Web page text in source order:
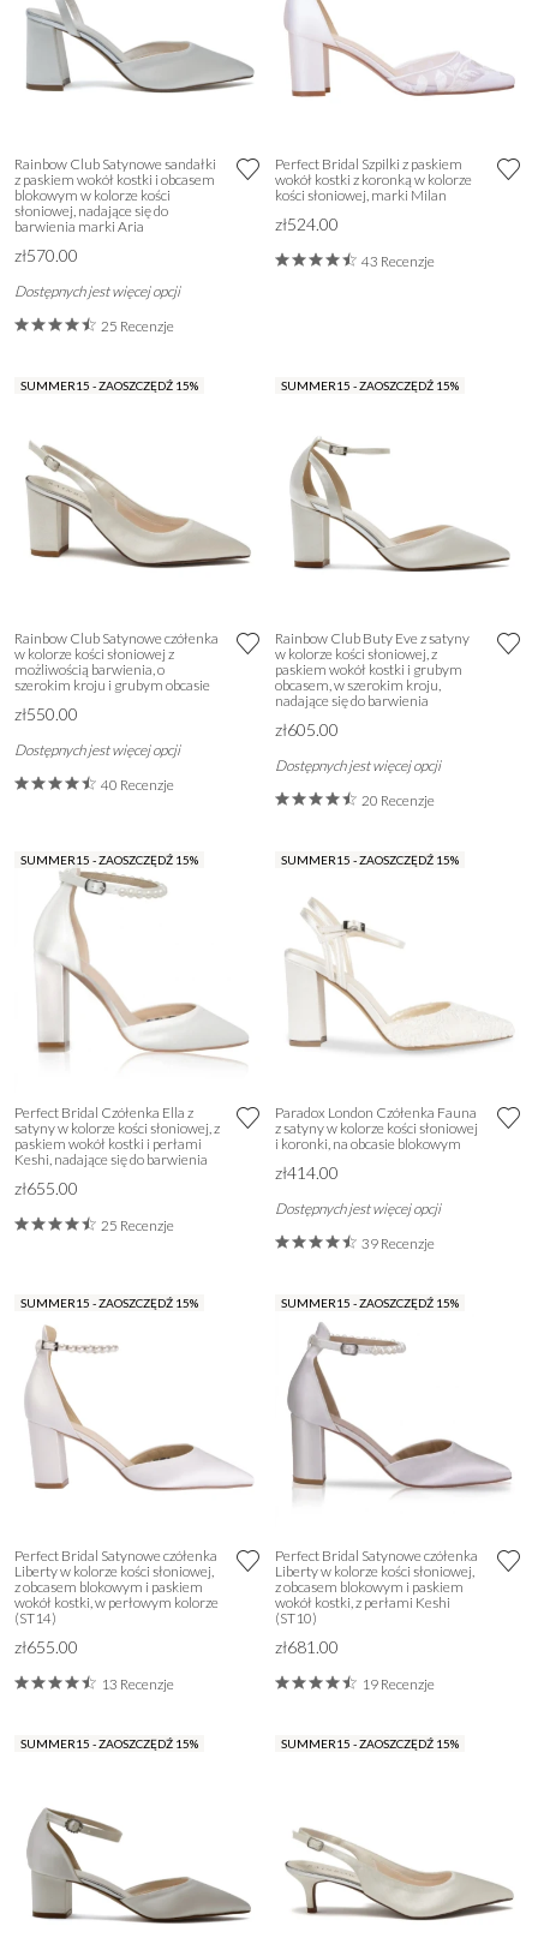
Rainbow Club Satynowe sandałki
z paskiem wokół kostki i obcasem
blokowym w kolorze kości
słoniowej, nadające się do
barwienia marki Aria
zł570.00
Dostępnych jest więcej opcji
25 Recenzje
Perfect Bridal Szpilki z paskiem
wokół kostki z koronką w kolorze
kości słoniowej, marki Milan
zł524.00
43 Recenzje
SUMMER15 - ZAOSZCZĘDŹ 15%
Rainbow Club Satynowe czółenka
w kolorze kości słoniowej z
możliwością barwienia, o
szerokim kroju i grubym obcasie
zł550.00
Dostępnych jest więcej opcji
40 Recenzje
SUMMER15 - ZAOSZCZĘDŹ 15%
Rainbow Club Buty Eve z satyny
w kolorze kości słoniowej, z
paskiem wokół kostki i grubym
obcasem, w szerokim kroju,
nadające się do barwienia
zł605.00
Dostępnych jest więcej opcji
20 Recenzje
SUMMER15 - ZAOSZCZĘDŹ 15%
Perfect Bridal Czółenka Ella z
satyny w kolorze kości słoniowej, z
paskiem wokół kostki i perłami
Keshi, nadające się do barwienia
zł655.00
25 Recenzje
SUMMER15 - ZAOSZCZĘDŹ 15%
Paradox London Czółenka Fauna
z satyny w kolorze kości słoniowej
i koronki, na obcasie blokowym
zł414.00
Dostępnych jest więcej opcji
39 Recenzje
SUMMER15 - ZAOSZCZĘDŹ 15%
Perfect Bridal Satynowe czółenka
Liberty w kolorze kości słoniowej,
z obcasem blokowym i paskiem
wokół kostki, w perłowym kolorze
(ST14)
zł655.00
13 Recenzje
SUMMER15 - ZAOSZCZĘDŹ 15%
Perfect Bridal Satynowe czółenka
Liberty w kolorze kości słoniowej,
z obcasem blokowym i paskiem
wokół kostki, z perłami Keshi
(ST10)
zł681.00
19 Recenzje
SUMMER15 - ZAOSZCZĘDŹ 15% SUMMER15 - ZAOSZCZĘDŹ 15%